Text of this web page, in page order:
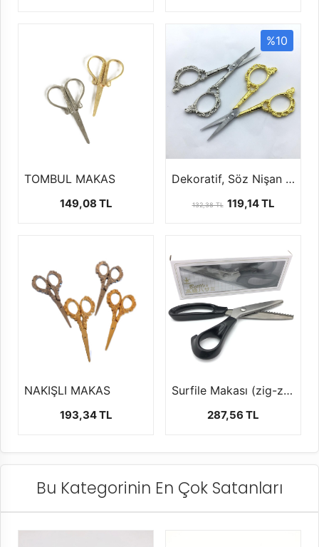
TOMBUL MAKAS
149,08 TL
%10
Dekoratif, Söz Nişan Makası ''11 cm''
132,38 TL 119,14 TL
NAKIŞLI MAKAS
193,34 TL
Surfile Makası (zig-zag kesim makası-siyah)
287,56 TL
Bu Kategorinin En Çok Satanları